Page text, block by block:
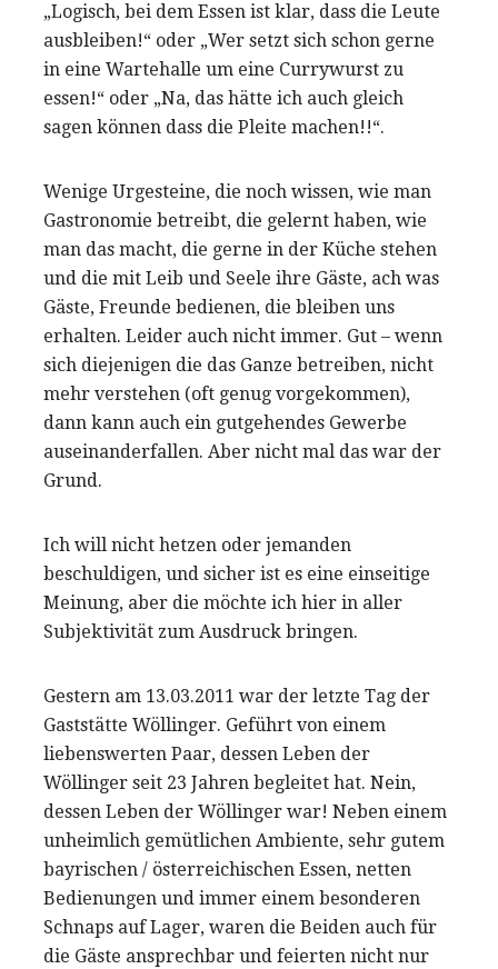
„Logisch, bei dem Essen ist klar, dass die Leute
ausbleiben!“ oder „Wer setzt sich schon gerne
in eine Wartehalle um eine Currywurst zu
essen!“ oder „Na, das hätte ich auch gleich
sagen können dass die Pleite machen!!“.
Wenige Urgesteine, die noch wissen, wie man
Gastronomie betreibt, die gelernt haben, wie
man das macht, die gerne in der Küche stehen
und die mit Leib und Seele ihre Gäste, ach was
Gäste, Freunde bedienen, die bleiben uns
erhalten. Leider auch nicht immer. Gut – wenn
sich diejenigen die das Ganze betreiben, nicht
mehr verstehen (oft genug vorgekommen),
dann kann auch ein gutgehendes Gewerbe
auseinanderfallen. Aber nicht mal das war der
Grund.
Ich will nicht hetzen oder jemanden
beschuldigen, und sicher ist es eine einseitige
Meinung, aber die möchte ich hier in aller
Subjektivität zum Ausdruck bringen.
Gestern am 13.03.2011 war der letzte Tag der
Gaststätte Wöllinger. Geführt von einem
liebenswerten Paar, dessen Leben der
Wöllinger seit 23 Jahren begleitet hat. Nein,
dessen Leben der Wöllinger war! Neben einem
unheimlich gemütlichen Ambiente, sehr gutem
bayrischen / österreichischen Essen, netten
Bedienungen und immer einem besonderen
Schnaps auf Lager, waren die Beiden auch für
die Gäste ansprechbar und feierten nicht nur